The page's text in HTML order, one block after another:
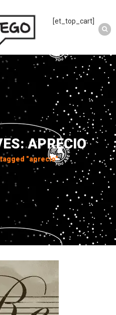
[et_top_cart]
APRECIO
"aprecio"